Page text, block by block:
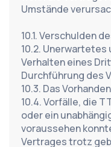
Umstände
10.1. Verschulden
10.2.
Verhalten eines
Durchführung des
10.3. Das
10.4. Vorfälle, die
oder ein
voraussehen
Vertrages trotz